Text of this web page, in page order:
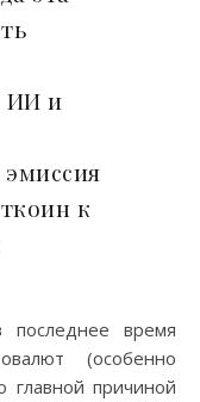
ИИ и
к
время
(особенно
главной причиной